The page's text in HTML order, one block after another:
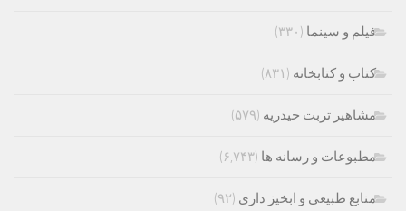
فیلم و سینما (۳۳۰)
کتاب و کتابخانه (۸۳۱)
مشاهیر تربت حیدریه (۵۷۹)
مطبوعات و رسانه ها (۶,۷۴۳)
منابع طبیعی و ابخیز داری (۹۲)